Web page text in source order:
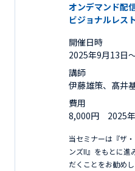
オンデマンド配
ビジョナルレス
開催日時
2025年9月13日
講師
伊藤雄策、髙井
費用
8,000円 2025
当セミナーは『ザ
ンズII』をもとに進
だくことをお勧め